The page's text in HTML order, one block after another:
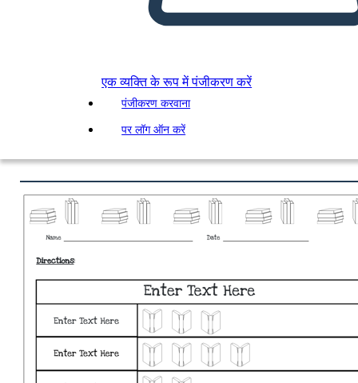
एक व्यक्ति के रूप में पंजीकरण करें
पंजीकरण करवाना
पर लॉग ऑन करें